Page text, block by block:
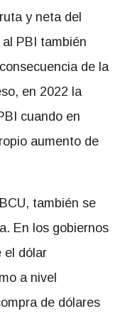
y neta del
PBI también
de la
en 2022 la
cuando en
aumento de
también se
En los gobiernos
el dólar
a nivel
de dólares